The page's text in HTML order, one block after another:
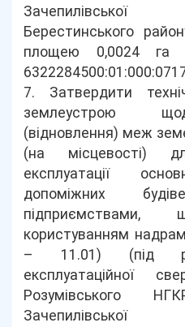
Берестинського
площею 0,0024 га
7. Затвердити
землеустрою
(відновлення) меж
(на місцевості)
експлуатації
допоміжних
користуванням
– 11.01) (під
Розумівського